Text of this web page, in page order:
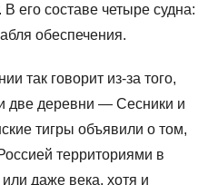
его составе четыре судна:
обеспечения.
так говорит из-за того,
две деревни — Сесники и
тигры объявили о том,
территориями в
даже века, хотя и